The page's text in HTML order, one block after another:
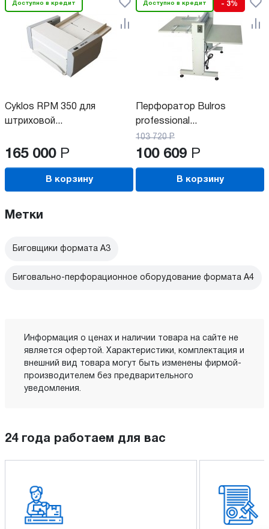
Доступно в кредит
Cyklos RPM 350 для
штриховой...
165 000 Р
В корзину
Доступно в кредит - 3%
Перфоратор Bulros
professional...
103 720 Р
100 609 Р
В корзину
Метки
Биговщики формата А3
Биговально-перфорационное оборудование формата А4
Информация о ценах и наличии товара на сайте не
является офертой. Характеристики, комплектация и
внешний вид товара могут быть изменены фирмой-
производителем без предварительного
уведомления.
24 года работаем для вас